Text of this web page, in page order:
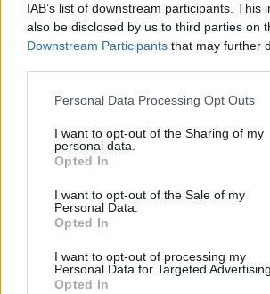
IAB’s list of downstream participants. This
also be disclosed by us to third parties on
Downstream Participants that may further
Personal Data Processing Opt Outs
I want to opt-out of the Sharing of my
personal data.
Opted In
I want to opt-out of the Sale of my
Personal Data.
Opted In
I want to opt-out of processing my
Personal Data for Targeted Advertising.
Opted In
ΣΥΡΙΖΑ, πάμε στην
Συμπαράταξη. Εμείς τη ΝΔ
Αντώνης Σαμαράς) και αν
είναι πολιτικός μας
αντιμετωπίσουμε ως πολιτικό
αυτό δεν είναι δική μας επιλογή».